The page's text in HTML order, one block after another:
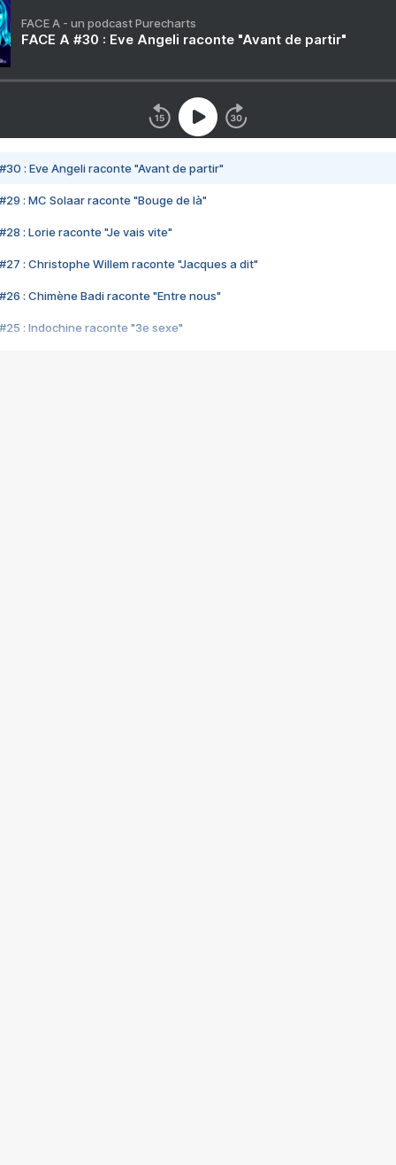
FACE A - un podcast Purecharts
FACE A #30 : Eve Angeli raconte "Avant de partir"
#30 : Eve Angeli raconte "Avant de partir"
#29 : MC Solaar raconte "Bouge de là"
#28 : Lorie raconte "Je vais vite"
#27 : Christophe Willem raconte "Jacques a dit"
#26 : Chimène Badi raconte "Entre nous"
#25 : Indochine raconte "3e sexe"